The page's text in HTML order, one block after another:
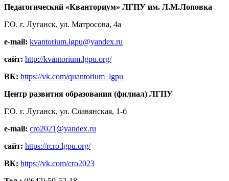
Педагогический «Кванториум» ЛГПУ им. Л.М.Лоповка
Г.О. г. Луганск, ул. Матросова, 4а
e-mail: kvantorium.lgpu@yandex.ru
сайт: http://kvantorium.lgpu.org/
ВК: https://vk.com/quantorium_lgpu
Центр развития образования (филиал) ЛГПУ
Г.О. г. Луганск, ул. Славянская, 1-б
e-mail: cro2021@yandex.ru
сайт: https://rcro.lgpu.org/
ВК: https://vk.com/cro2023